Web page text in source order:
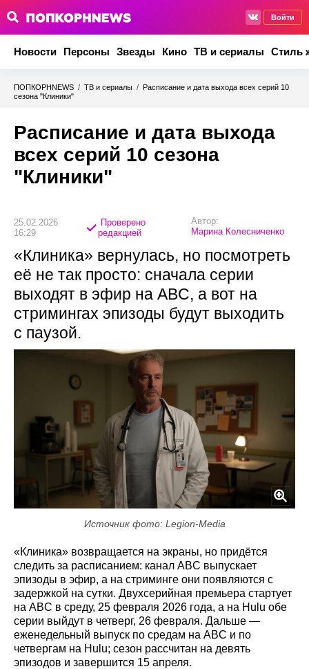
Войти
Новости Персоны Звезды Кино ТВ и сериалы Стиль
ПОПКОРНNEWS / ТВ и сериалы / Расписание и дата выхода всех серий 10
сезона "Клиники"
Расписание и дата выхода
всех серий 10 сезона
"Клиники"
25.02.2026
16:29
Проверено
редакцией
Автор:
Марина Колесниченко
«Клиника» вернулась, но посмотреть
её не так просто: сначала серии
выходят в эфир на ABC, а вот на
стримингах эпизоды будут выходить
с паузой.
Источник фото: Legion-Media
«Клиника» возвращается на экраны, но придётся
следить за расписанием: канал ABC выпускает
эпизоды в эфир, а на стриминге они появляются с
задержкой на сутки. Двухсерийная премьера стартует
на ABC в среду, 25 февраля 2026 года, а на Hulu обе
серии выйдут в четверг, 26 февраля. Дальше —
еженедельный выпуск по средам на ABC и по
четвергам на Hulu; сезон рассчитан на девять
эпизодов и завершится 15 апреля.